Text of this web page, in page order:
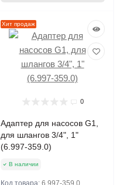
Хит продаж
0
Адаптер для насосов G1,
для шлангов 3/4", 1"
(6.997-359.0)
В наличии
Код товара: 6.997-359.0